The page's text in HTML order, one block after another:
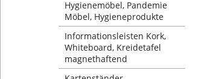
Hygienemöbel, Pandemie
Möbel, Hygieneprodukte
Informationsleisten Kork,
Whiteboard, Kreidetafel
magnethaftend